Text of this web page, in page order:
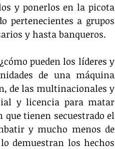
y ponerlos en la picota
pertenecientes a grupos
y hasta banqueros.
pueden los líderes y
de una máquina
de las multinacionales y
y licencia para matar
tienen secuestrado el
y mucho menos de
demuestran los hechos